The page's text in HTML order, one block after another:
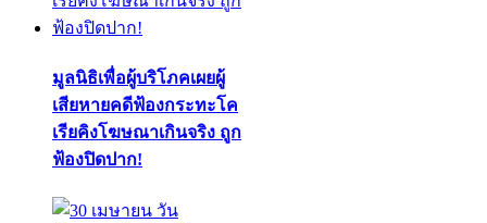
มูลนิธิเพื่อผู้บริโภคเผยผู้
เสียหายคดีฟ้องกระทะโค
เรียคิงโฆษณาเกินจริง ถูก
ฟ้องปิดปาก!